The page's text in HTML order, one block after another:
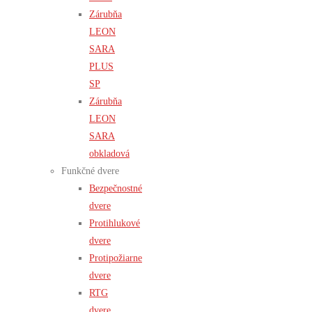
Zárubňa
LEON
SARA
PLUS
SP
Zárubňa
LEON
SARA
obkladová
Funkčné dvere
Bezpečnostné
dvere
Protihlukové
dvere
Protipožiarne
dvere
RTG